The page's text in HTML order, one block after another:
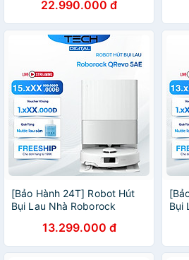
22.990.000 đ
[Bảo Hành 24T] Robot Hút
Bụi Lau Nhà Roborock
Pa - Hàng Chính Hãng
13.299.000 đ
Bụi